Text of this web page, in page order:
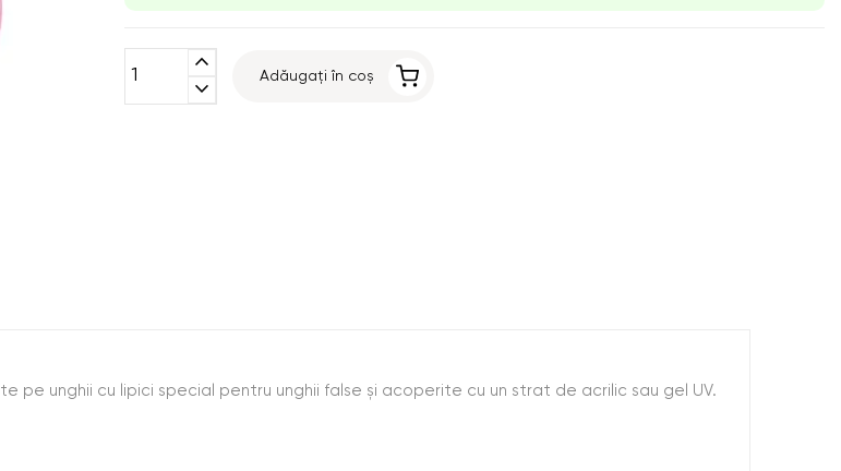
expand_less
expand_more
Adăugați în coș
pe unghii cu lipici special pentru unghii false și acoperite cu un strat de acrilic sau gel UV.